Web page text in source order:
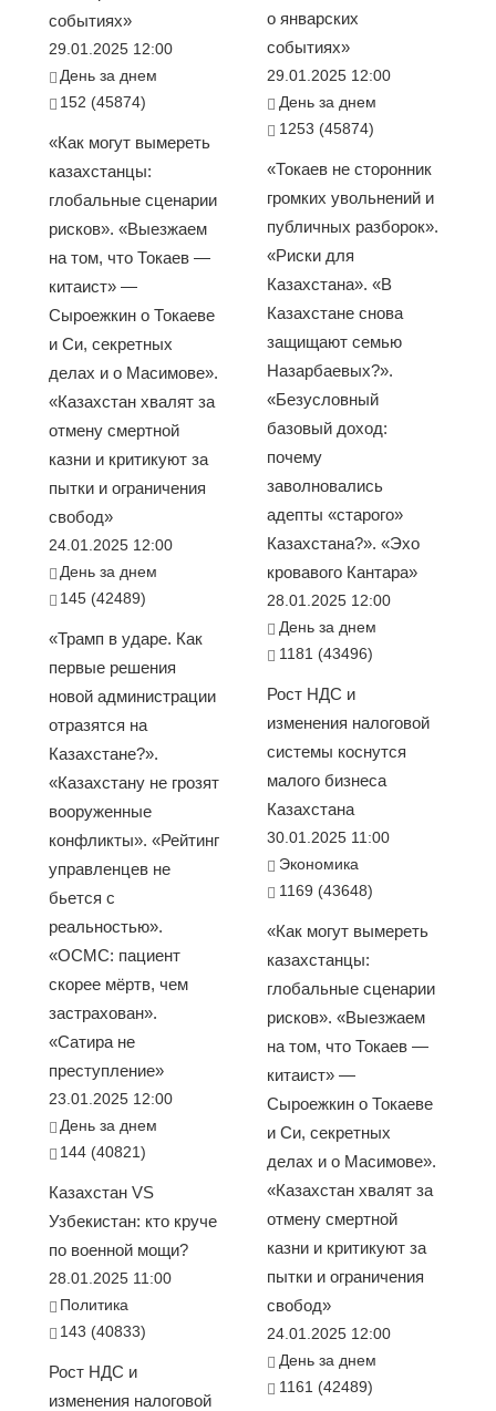
событиях»
29.01.2025 12:00
День за днем
152 (45874)
«Как могут вымереть
казахстанцы:
глобальные сценарии
рисков». «Выезжаем
на том, что Токаев —
китаист» —
Сыроежкин о Токаеве
и Си, секретных
делах и о Масимове».
«Казахстан хвалят за
отмену смертной
казни и критикуют за
пытки и ограничения
свобод»
24.01.2025 12:00
День за днем
145 (42489)
«Трамп в ударе. Как
первые решения
новой администрации
отразятся на
Казахстане?».
«Казахстану не грозят
вооруженные
конфликты». «Рейтинг
управленцев не
бьется с
реальностью».
«ОСМС: пациент
скорее мёртв, чем
застрахован».
«Сатира не
преступление»
23.01.2025 12:00
День за днем
144 (40821)
Казахстан VS
Узбекистан: кто круче
по военной мощи?
28.01.2025 11:00
Политика
143 (40833)
Рост НДС и
изменения налоговой
о январских
событиях»
29.01.2025 12:00
День за днем
1253 (45874)
«Токаев не сторонник
громких увольнений и
публичных разборок».
«Риски для
Казахстана». «В
Казахстане снова
защищают семью
Назарбаевых?».
«Безусловный
базовый доход:
почему
заволновались
адепты «старого»
Казахстана?». «Эхо
кровавого Кантара»
28.01.2025 12:00
День за днем
1181 (43496)
Рост НДС и
изменения налоговой
системы коснутся
малого бизнеса
Казахстана
30.01.2025 11:00
Экономика
1169 (43648)
«Как могут вымереть
казахстанцы:
глобальные сценарии
рисков». «Выезжаем
на том, что Токаев —
китаист» —
Сыроежкин о Токаеве
и Си, секретных
делах и о Масимове».
«Казахстан хвалят за
отмену смертной
казни и критикуют за
пытки и ограничения
свобод»
24.01.2025 12:00
День за днем
1161 (42489)